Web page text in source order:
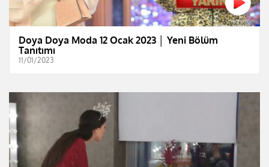
Doya Doya Moda 12 Ocak 2023 │ Yeni Bölüm
Tanıtımı
11/01/2023